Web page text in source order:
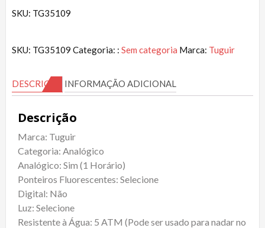
SKU: TG35109
SKU: TG35109 Categoria: : Sem categoria Marca: Tuguir
DESCRIÇÃO INFORMAÇÃO ADICIONAL
Descrição
Marca: Tuguir
Categoria: Analógico
Analógico: Sim (1 Horário)
Ponteiros Fluorescentes: Selecione
Digital: Não
Luz: Selecione
Resistente à Água: 5 ATM (Pode ser usado para nadar no